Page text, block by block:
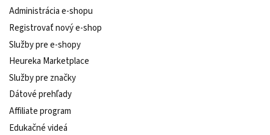
Administrácia e-shopu
Registrovať nový e-shop
Služby pre e‑shopy
Heureka Marketplace
Služby pre značky
Dátové prehľady
Affiliate program
Edukačné videá